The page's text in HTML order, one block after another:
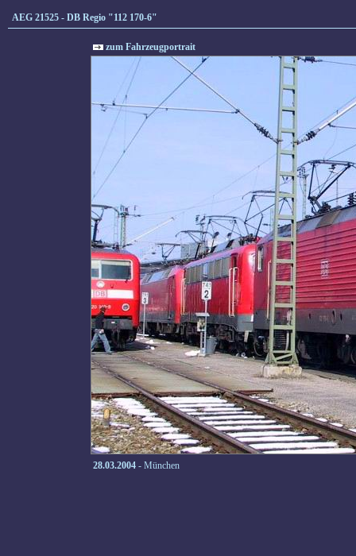
AEG 21525 - DB Regio "112 170-6"
zum Fahrzeugportrait
28.03.2004 - München